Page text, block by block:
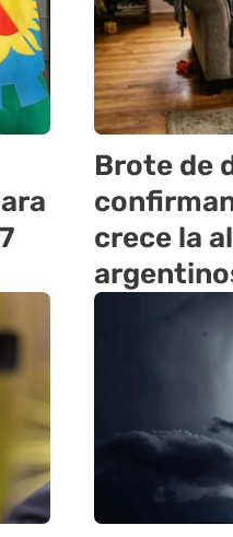
Brote de
crece la